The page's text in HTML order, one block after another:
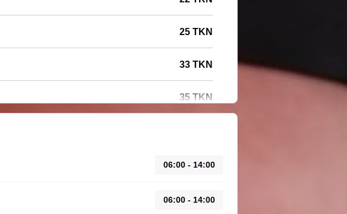
25 TKN
33 TKN
35 TKN
06:00 - 14:00
06:00 - 14:00